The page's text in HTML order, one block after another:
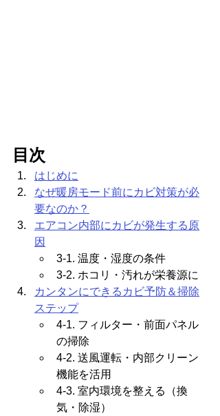
目次
はじめに
なぜ暖房モード前にカビ対策が必
要なのか？
エアコン内部にカビが発生する原
因
3-1. 温度・湿度の条件
3-2. ホコリ・汚れが栄養源に
カンタンにできるカビ予防＆掃除
ステップ
4-1. フィルター・前面パネル
の掃除
4-2. 送風運転・内部クリーン
機能を活用
4-3. 室内環境を整える（換
気・除湿）